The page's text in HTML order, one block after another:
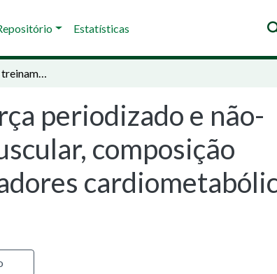
Estatísticas
Comparação entre treinamento de força periodizado e não-periodizado: impacto sobre a força muscular, composição corporal, aptidão funcional e biomarcadores cardiometabólicos em mulheres idosas.
periodizado e não-
composição